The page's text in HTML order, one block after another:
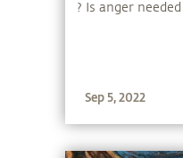
? Is anger
Sep 5, 2022